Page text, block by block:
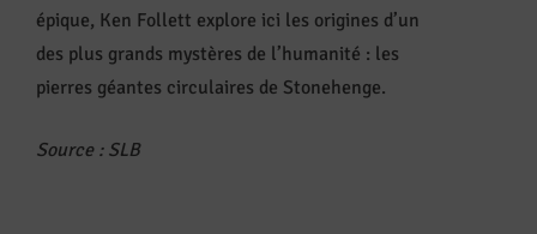
épique, Ken Follett explore ici les origines d’un
des plus grands mystères de l’humanité : les
pierres géantes circulaires de Stonehenge.
Source : SLB